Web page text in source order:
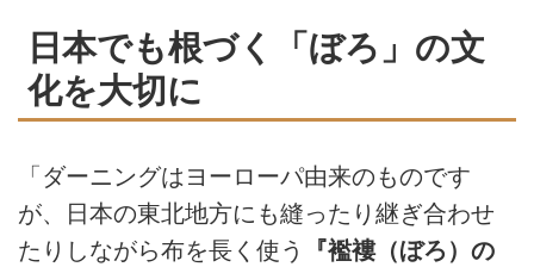
日本でも根づく「ぼろ」の文
化を大切に
「ダーニングはヨーローパ由来のものです
が、日本の東北地方にも縫ったり継ぎ合わせ
たりしながら布を長く使う
『襤褸（ぼろ）の